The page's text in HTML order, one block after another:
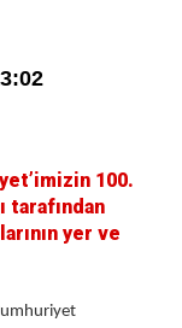
100.
tarafından
yer ve